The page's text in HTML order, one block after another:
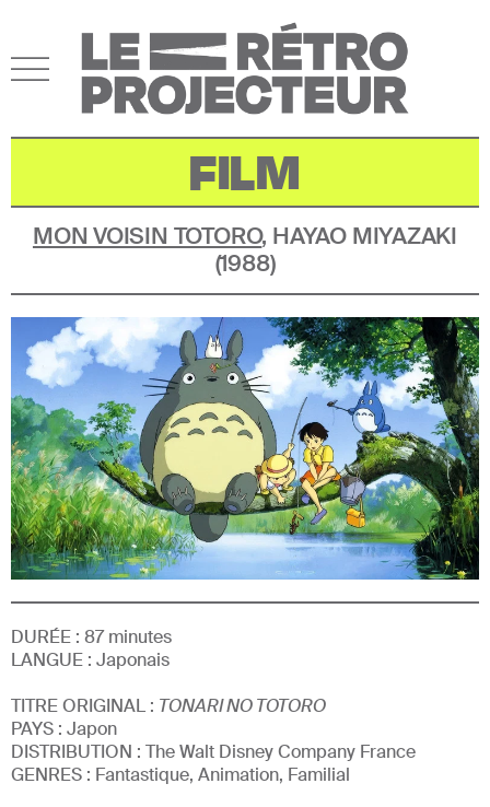
FILM
MON VOISIN TOTORO, HAYAO MIYAZAKI
(1988)
DURÉE : 87minutes
LANGUE : Japonais
TITRE ORIGINAL : TONARI NO TOTORO
PAYS : Japon
DISTRIBUTION : The Walt Disney Company France
GENRES : Fantastique, Animation, Familial